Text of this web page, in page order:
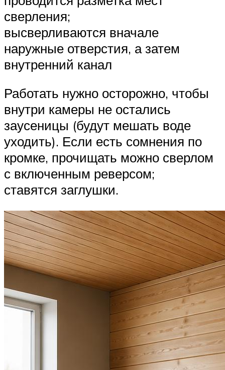
сверления;
высверливаются вначале
наружные отверстия, а затем
внутренний канал
Работать нужно осторожно, чтобы
внутри камеры не остались
заусеницы (будут мешать воде
уходить). Если есть сомнения по
кромке, прочищать можно сверлом
с включенным реверсом;
ставятся заглушки.